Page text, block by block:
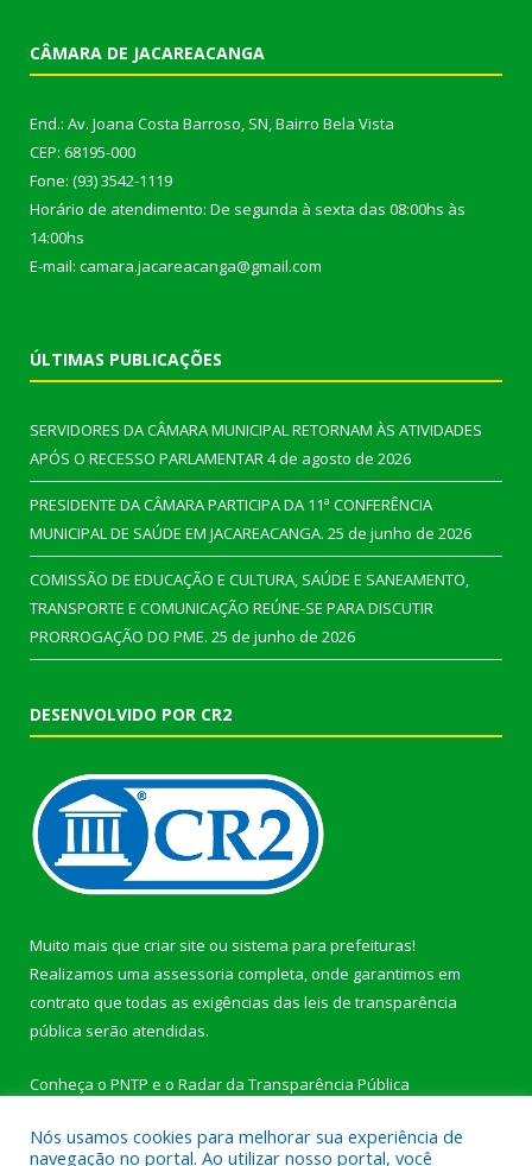
CÂMARA DE JACAREACANGA
End.: Av. Joana Costa Barroso, SN, Bairro Bela Vista
CEP: 68195-000
Fone: (93) 3542-1119
Horário de atendimento: De segunda à sexta das 08:00hs às
14:00hs
E-mail: camara.jacareacanga@gmail.com
ÚLTIMAS PUBLICAÇÕES
SERVIDORES DA CÂMARA MUNICIPAL RETORNAM ÀS ATIVIDADES
APÓS O RECESSO PARLAMENTAR4 de agosto de 2026
PRESIDENTE DA CÂMARA PARTICIPA DA 11ª CONFERÊNCIA
MUNICIPAL DE SAÚDE EM JACAREACANGA. 25 de junho de 2026
COMISSÃO DE EDUCAÇÃO E CULTURA, SAÚDE E SANEAMENTO,
TRANSPORTE E COMUNICAÇÃO REÚNE-SE PARA DISCUTIR
PRORROGAÇÃO DO PME. 25 de junho de 2026
DESENVOLVIDO POR CR2
Muito mais que criar site ou sistema para prefeituras!
Realizamos uma assessoria completa, onde garantimos em
contrato que todas as exigências das leis de transparência
pública serão atendidas.
Conheça o PNTP e o Radar da Transparência Pública
Nós usamos cookies para melhorar sua experiência de
navegação no portal. Ao utilizar nosso portal, você